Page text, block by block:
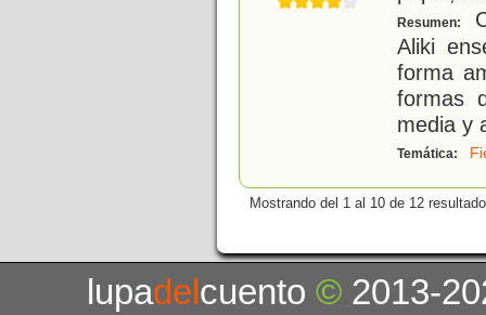
Resumen:
Aliki
forma
formas
media y
Temática:
Mostrando del 1 al 10 de 12
lupadelcuento© 2013-